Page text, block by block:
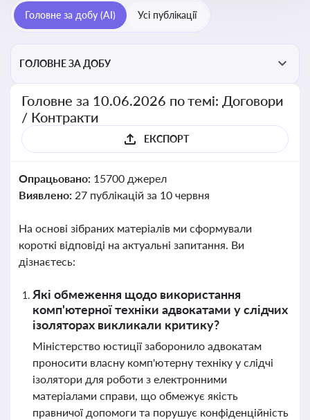
зобов’язань за договором та розірвання договору
Головне за добу (AI) Усі публікації
ГОЛОВНЕ ЗА ДОБУ
Головне за 10.06.2026 по темі: Договори
/ Контракти
ЕКСПОРТ
Опрацьовано: 15700 джерел
Виявлено: 27 публікацій за 10 червня
На основі зібраних матеріалів ми сформували
короткі відповіді на актуальні запитання. Ви
дізнаєтесь:
Які обмеження щодо використання
комп'ютерної техніки адвокатами у слідчих
ізоляторах викликали критику?
Міністерство юстиції заборонило адвокатам
проносити власну комп'ютерну техніку у слідчі
ізолятори для роботи з електронними
матеріалами справи, що обмежує якість
правничої допомоги та порушує конфіденційність